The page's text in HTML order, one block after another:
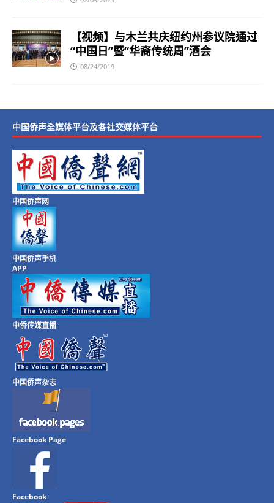
【视频】与木兰共庆纽约州参议院通过
“中国日”暨“华裔传统周”酒会
08/24/2019
中国侨声全媒体平台及各社交媒体平台
中国侨声网
中国侨声手机
APP
中侨传媒直播
中国侨声杂志
Facebook Page
Facebook